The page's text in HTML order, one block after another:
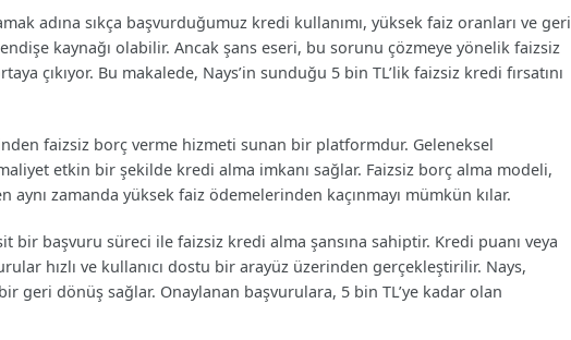
adına sıkça başvurduğumuz kredi kullanımı, yüksek faiz oranları ve geri
kaynağı olabilir. Ancak şans eseri, bu sorunu çözmeye yönelik faizsiz
çıkıyor. Bu makalede, Nays’in sunduğu 5 bin TL’lik faizsiz kredi fırsatını
faizsiz borç verme hizmeti sunan bir platformdur. Geleneksel
etkin bir şekilde kredi alma imkanı sağlar. Faizsiz borç alma modeli,
aynı zamanda yüksek faiz ödemelerinden kaçınmayı mümkün kılar.
başvuru süreci ile faizsiz kredi alma şansına sahiptir. Kredi puanı veya
hızlı ve kullanıcı dostu bir arayüz üzerinden gerçekleştirilir. Nays,
geri dönüş sağlar. Onaylanan başvurulara, 5 bin TL’ye kadar olan